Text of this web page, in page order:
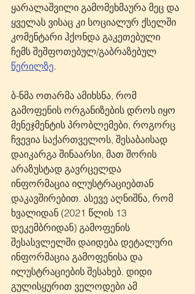
ყარალაშვილი გამომეხმაურა მეც და
ყველას ვისაც კი სოციალურ ქსელში
კომენტარი ჰქონდა გაკეთებული
ჩემს შეშფოთებულ/გაბრაზებულ
წერილზე.
ბ-ნმა ოთარმა ამიხსნა, რომ
გამოფენის ორგანიზების დროს იყო
მენეჯმენტის პრობლემები, როგორც
ჩვევია საქართველოს, შესაბაისად
დაიკარგა შინაარსი, მათ შორის
არაზუსტად გავრცელდა
ინფორმაცია ილუსტრაციებთან
დაკავშირებით. ასევე აღნიშნა, რომ
ხვალიდან (2021 წლის 13
დეკემბრიდან) გამოფენის
შესასვლელში დაიდება დეტალური
ინფორმაცია გამოფენისა და
ილუსტრაციების შესახებ. დიდი
გულისყურით ველოდები ამ